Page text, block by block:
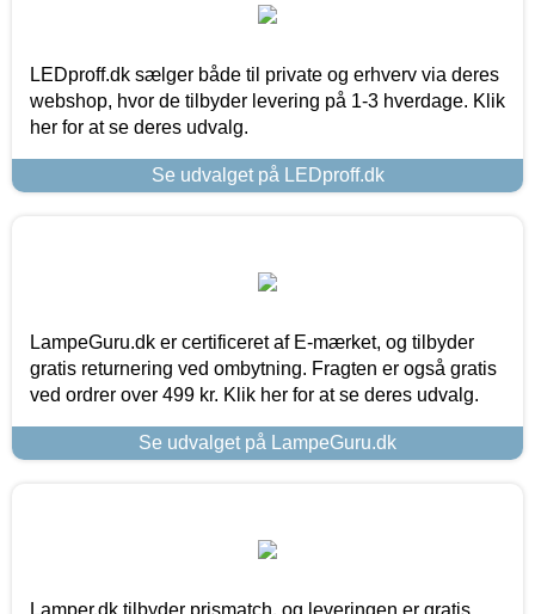
LEDproff.dk sælger både til private og erhverv via deres
webshop, hvor de tilbyder levering på 1-3 hverdage. Klik
her for at se deres udvalg.
Se udvalget på LEDproff.dk
LampeGuru.dk er certificeret af E-mærket, og tilbyder
gratis returnering ved ombytning. Fragten er også gratis
ved ordrer over 499 kr. Klik her for at se deres udvalg.
Se udvalget på LampeGuru.dk
Lamper.dk tilbyder prismatch, og leveringen er gratis